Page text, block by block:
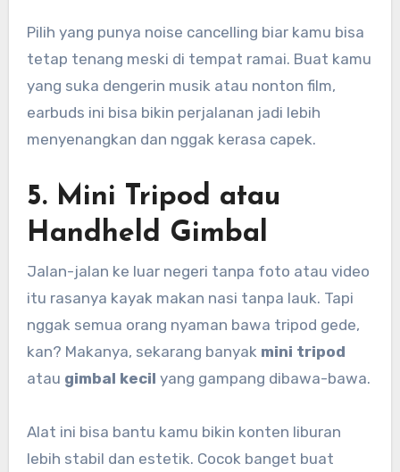
Pilih yang punya noise cancelling biar kamu bisa
tetap tenang meski di tempat ramai. Buat kamu
yang suka dengerin musik atau nonton film,
earbuds ini bisa bikin perjalanan jadi lebih
menyenangkan dan nggak kerasa capek.
5. Mini Tripod atau
Handheld Gimbal
Jalan-jalan ke luar negeri tanpa foto atau video
itu rasanya kayak makan nasi tanpa lauk. Tapi
nggak semua orang nyaman bawa tripod gede,
kan? Makanya, sekarang banyak mini tripod
atau gimbal kecil yang gampang dibawa-bawa.
Alat ini bisa bantu kamu bikin konten liburan
lebih stabil dan estetik. Cocok banget buat